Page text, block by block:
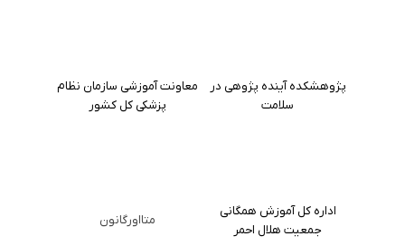
پژوهشکده آینده پژوهی در
سلامت
معاونت آموزشی سازمان نظام
پزشکی کل کشور
اداره کل آموزش همگانی
جمعیت هلال احمر
متااورگانون